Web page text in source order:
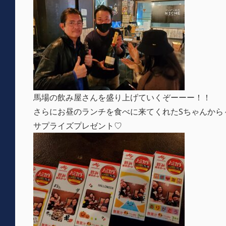
馬場の飲み屋さんを盛り上げていくぞーーー！！
さらにお昼のランチを食べに来てくれたSちゃんか
サプライズプレゼント♡